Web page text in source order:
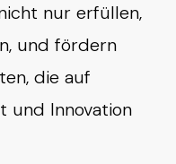
nur erfüllen,
und fördern
die auf
und Innovation